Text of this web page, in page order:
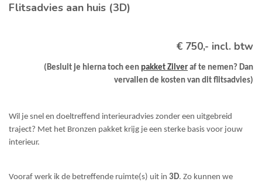
Flitsadvies aan huis (3D)
€ 750,- incl. btw
(Besluit je hierna toch een pakket Zilver af te nemen? Dan
vervallen de kosten van dit flitsadvies)
Wil je snel en doeltreffend interieuradvies zonder een uitgebreid
traject? Met het Bronzen pakket krijg je een sterke basis voor jouw
interieur.
Vooraf werk ik de betreffende ruimte(s) uit in 3D. Zo kunnen we